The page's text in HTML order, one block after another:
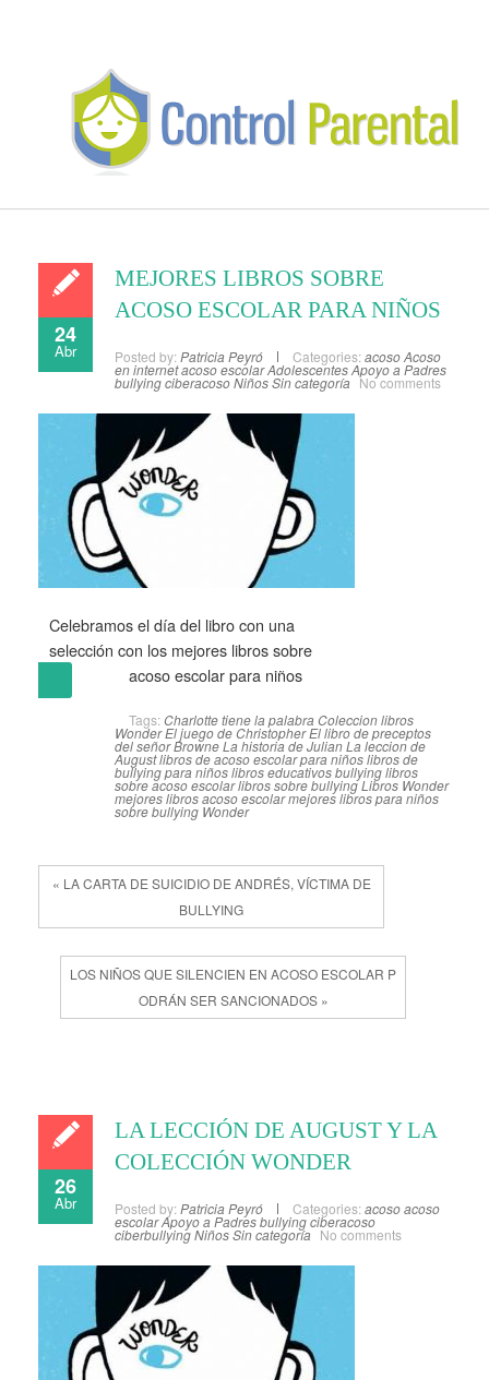
24
Abr
MEJORES LIBROS SOBRE
ACOSO ESCOLAR PARA NIÑOS
Posted by: Patricia Peyró Categories: acosoAcoso
en internetacoso escolarAdolescentesApoyo a Padres
bullyingciberacosoNiñosSin categoría No comments
Celebramos el día del libro con una
selección con los mejores libros sobre
acoso escolar para niños
Tags: Charlotte tiene la palabra Coleccion libros
WonderEl juego de ChristopherEl libro de preceptos
del señor BrowneLa historia de JulianLa leccion de
Augustlibros de acoso escolar para niñoslibros de
bullying para niñoslibros educativos bullyinglibros
sobre acoso escolarlibros sobre bullyingLibros Wonder
mejores libros acoso escolarmejores libros para niños
sobre bullying Wonder
« LA CARTA DE SUICIDIO DE ANDRÉS, VÍCTIMA DE
BULLYING
LOS NIÑOS QUE SILENCIEN EN ACOSO ESCOLAR P
ODRÁN SER SANCIONADOS »
26
Abr
LA LECCIÓN DE AUGUST Y LA
COLECCIÓN WONDER
Posted by: Patricia Peyró Categories: acosoacoso
escolarApoyo a Padresbullyingciberacoso
ciberbullyingNiñosSin categoría No comments